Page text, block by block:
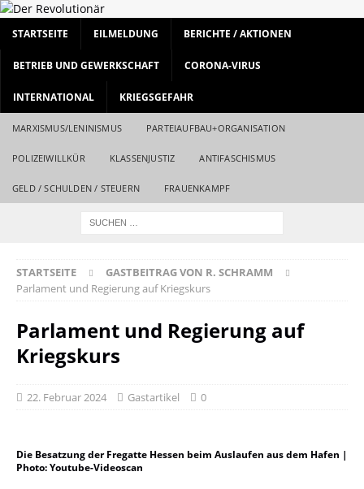
STARTSEITE EILMELDUNG BERICHTE / AKTIONEN
BETRIEB UND GEWERKSCHAFT CORONA-VIRUS
INTERNATIONAL KRIEGSGEFAHR
MARXISMUS/LENINISMUS PARTEIAUFBAU+ORGANISATION
POLIZEIWILLKÜR KLASSENJUSTIZ ANTIFASCHISMUS
GELD / SCHULDEN / STEUERN FRAUENKAMPF
STARTSEITE
GASTBEITRAG VON R. SCHRAMM
Parlament und Regierung auf Kriegskurs
Parlament und Regierung auf
Kriegskurs
22. Februar 2024 Gastartikel 0
Die Besatzung der Fregatte Hessen beim Auslaufen aus dem Hafen |
Photo: Youtube-Videoscan